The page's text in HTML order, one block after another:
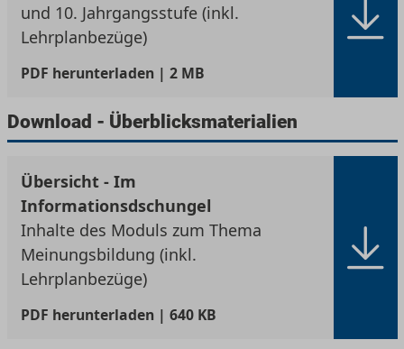
und 10. Jahrgangsstufe (inkl.
Lehrplanbezüge)
PDF herunterladen | 2 MB
Download - Überblicksmaterialien
Übersicht - Im
Informationsdschungel
Inhalte des Moduls zum Thema
Meinungsbildung (inkl.
Lehrplanbezüge)
PDF herunterladen | 640 KB